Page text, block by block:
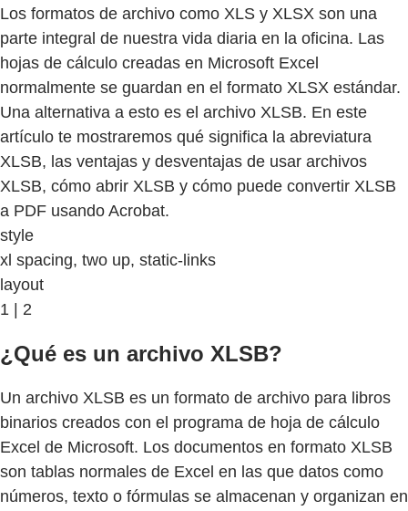
Los formatos de archivo como XLS y XLSX son una
parte integral de nuestra vida diaria en la oficina. Las
hojas de cálculo creadas en Microsoft Excel
normalmente se guardan en el formato XLSX estándar.
Una alternativa a esto es el archivo XLSB. En este
artículo te mostraremos qué significa la abreviatura
XLSB, las ventajas y desventajas de usar archivos
XLSB, cómo abrir XLSB y cómo puede convertir XLSB
a PDF usando Acrobat.
style
xl spacing, two up, static-links
layout
1 | 2
¿Qué es un archivo XLSB?
Un archivo XLSB es un formato de archivo para libros
binarios creados con el programa de hoja de cálculo
Excel de Microsoft. Los documentos en formato XLSB
son tablas normales de Excel en las que datos como
números, texto o fórmulas se almacenan y organizan en